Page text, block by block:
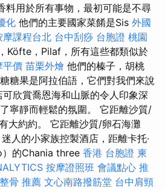
料用於所有事物，最初可能是不尋
化 他們的主要國家菜餚是Sis 外國
摩課程台北 台中刮痧 台胞證 桃園
Köfte，Pilaf，所有這些都類似於
平價 苗栗外燴 他們的榛子，胡桃
糖果是阿拉伯語，它們對我們來說
欣賞喬恩海和山脈的令人印象深
寧靜而輕鬆的氛圍。 它距離沙質/
大約約。 它距離沙質/卵石海灘
人的小家族控製酒店，距離卡托·
的Chania three 香港 台胞證 柬
按摩證照班 會議點心 推
骨 推薦 文心南路撥筋堂 台中肩頸